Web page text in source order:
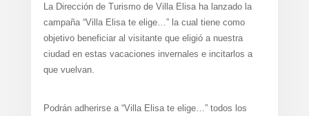
La Dirección de Turismo de Villa Elisa ha lanzado la
campaña “Villa Elisa te elige…” la cual tiene como
objetivo beneficiar al visitante que eligió a nuestra
ciudad en estas vacaciones invernales e incitarlos a
que vuelvan.
Podrán adherirse a “Villa Elisa te elige…” todos los